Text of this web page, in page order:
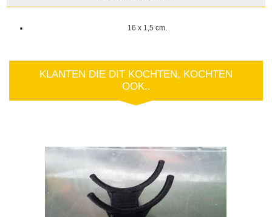
16 x 1,5 cm.
KLANTEN DIE DIT KOCHTEN, KOCHTEN
OOK..